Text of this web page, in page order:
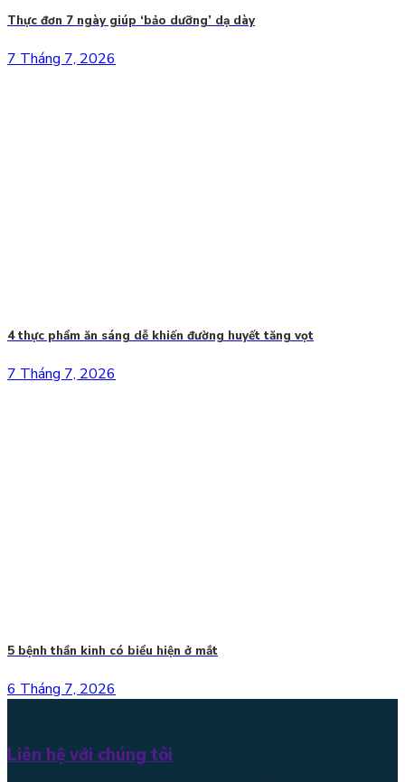
Thực đơn 7 ngày giúp ‘bảo dưỡng’ dạ dày
7 Tháng 7, 2026
4 thực phẩm ăn sáng dễ khiến đường huyết tăng vọt
7 Tháng 7, 2026
5 bệnh thần kinh có biểu hiện ở mắt
6 Tháng 7, 2026
Liên hệ với chúng tôi